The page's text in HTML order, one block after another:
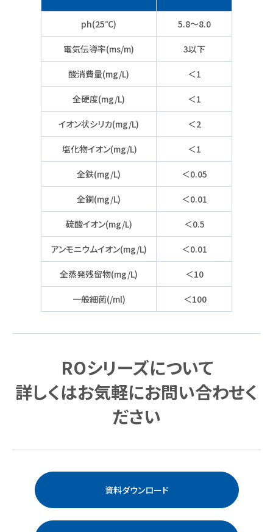
ph(25℃) 5.8～8.0
電気伝導率(ms/m) 3以下
酸消費量(mg/L) ＜1
全硬度(mg/L) ＜1
イオン状シリカ(mg/L) ＜2
塩化物イオン(mg/L) ＜1
全鉄(mg/L) ＜0.05
全銅(mg/L) ＜0.01
硫酸イオン(mg/L) ＜0.5
アンモニウムイオン(mg/L) ＜0.01
全蒸発残留物(mg/L) ＜10
一般細菌(/ml) ＜100
ROシリーズについて
詳しくはお気軽にお問い合わせく
ださい
資料ダウンロード